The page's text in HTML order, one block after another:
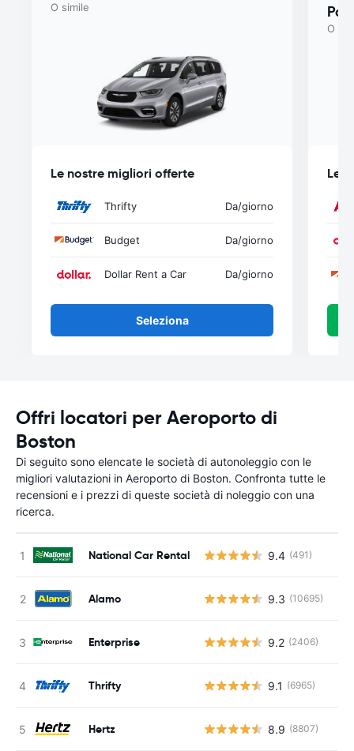
O simile
Le nostre migliori offerte
Thrifty Da/giorno
Budget Da/giorno
Dollar Rent a Car Da/giorno
Seleziona
O
Le
Offri locatori per Aeroporto di
Boston
Di seguito sono elencate le società di autonoleggio con le
migliori valutazioni in Aeroporto di Boston. Confronta tutte le
recensioni e i prezzi di queste società di noleggio con una
ricerca.
National Car Rental 9.4 (491)
Alamo 9.3 (10695)
Enterprise 9.2 (2406)
Thrifty 9.1 (6965)
Hertz 8.9 (8807)